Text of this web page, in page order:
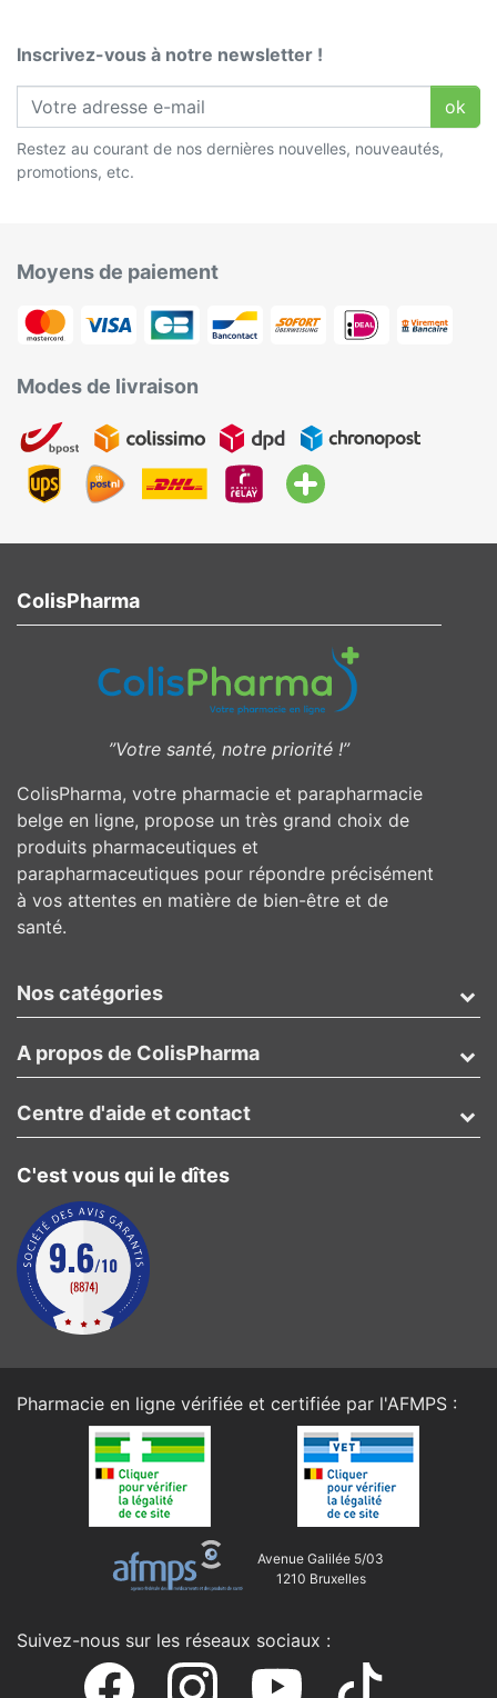
Inscrivez-vous à notre newsletter !
ok
Restez au courant de nos dernières nouvelles, nouveautés,
promotions, etc.
Moyens de paiement
Modes de livraison
ColisPharma
”Votre santé, notre priorité !”
ColisPharma, votre pharmacie et parapharmacie
belge en ligne, propose un très grand choix de
produits pharmaceutiques et
parapharmaceutiques pour répondre précisément
à vos attentes en matière de bien-être et de
santé.
Nos catégories
A propos de ColisPharma
C'est vous qui le dîtes
Centre d'aide et contact
Pharmacie en ligne vérifiée et certifiée par l'AFMPS :
Avenue Galilée 5/03
1210 Bruxelles
Suivez-nous sur les réseaux sociaux :